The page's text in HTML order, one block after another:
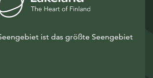
ist das größte Seengebiet